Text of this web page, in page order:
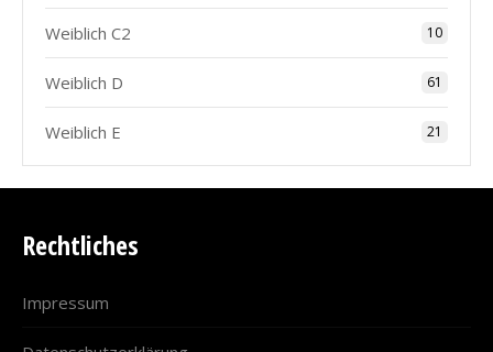
Weiblich C2 10
Weiblich D 61
Weiblich E 21
Rechtliches
Impressum